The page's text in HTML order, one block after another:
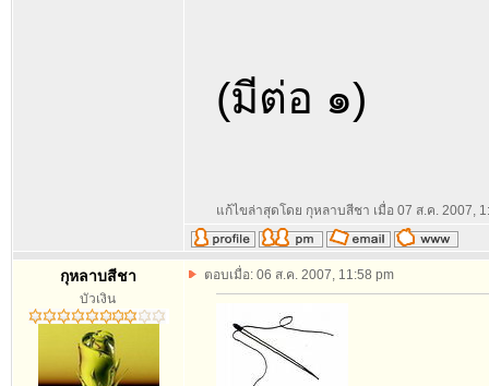
(มีต่อ ๑)
แก้ไขล่าสุดโดย กุหลาบสีชา เมื่อ 07 ส.ค. 2007,
กุหลาบสีชา
บัวเงิน
ตอบเมื่อ: 06 ส.ค. 2007, 11:58 pm